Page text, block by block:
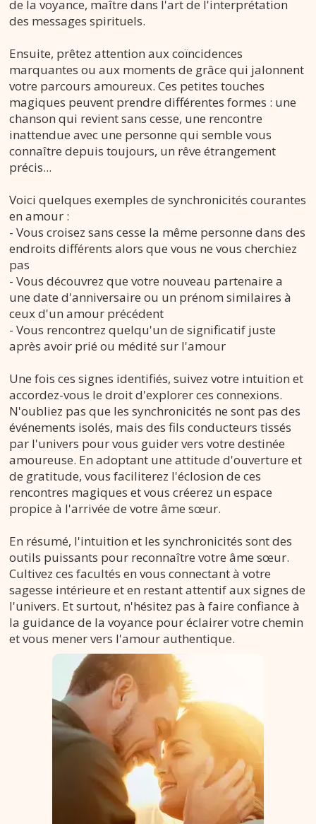
de la voyance, maître dans l'art de l'interprétation
des messages spirituels.
Ensuite, prêtez attention aux coïncidences
marquantes ou aux moments de grâce qui jalonnent
votre parcours amoureux. Ces petites touches
magiques peuvent prendre différentes formes : une
chanson qui revient sans cesse, une rencontre
inattendue avec une personne qui semble vous
connaître depuis toujours, un rêve étrangement
précis...
Voici quelques exemples de synchronicités courantes
en amour :
- Vous croisez sans cesse la même personne dans des
endroits différents alors que vous ne vous cherchiez
pas
- Vous découvrez que votre nouveau partenaire a
une date d'anniversaire ou un prénom similaires à
ceux d'un amour précédent
- Vous rencontrez quelqu'un de significatif juste
après avoir prié ou médité sur l'amour
Une fois ces signes identifiés, suivez votre intuition et
accordez-vous le droit d'explorer ces connexions.
N'oubliez pas que les synchronicités ne sont pas des
événements isolés, mais des fils conducteurs tissés
par l'univers pour vous guider vers votre destinée
amoureuse. En adoptant une attitude d'ouverture et
de gratitude, vous faciliterez l'éclosion de ces
rencontres magiques et vous créerez un espace
propice à l'arrivée de votre âme sœur.
En résumé, l'intuition et les synchronicités sont des
outils puissants pour reconnaître votre âme sœur.
Cultivez ces facultés en vous connectant à votre
sagesse intérieure et en restant attentif aux signes de
l'univers. Et surtout, n'hésitez pas à faire confiance à
la guidance de la voyance pour éclairer votre chemin
et vous mener vers l'amour authentique.